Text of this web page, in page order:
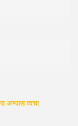
अभ्यास त्वचा